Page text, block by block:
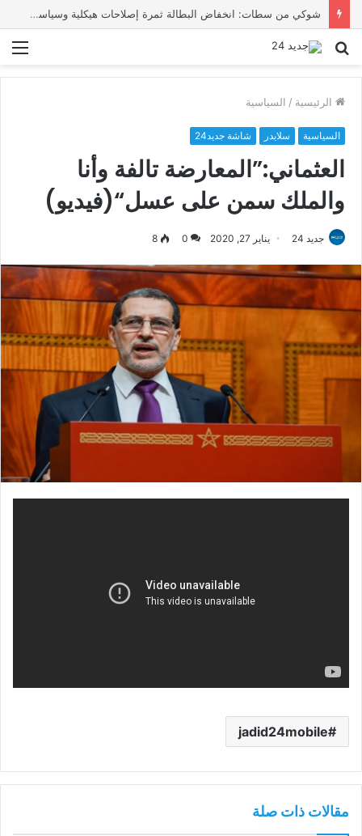
وزير الخارجية الإسباني يشيد بتعاون الرباط في إعادة قرابة 48 ألف مهاجر من سبتة المحتلة
بحث
الرئيسية / السياسية
السياسية سلايدر شاشة جديد24
العثماني:”المعارضة تالفة وأنا
والملك سمن على عسل“(فيديو)
جديد 24 يناير 27, 2020 0
8
jadid24mobile
مقالات ذات صلة